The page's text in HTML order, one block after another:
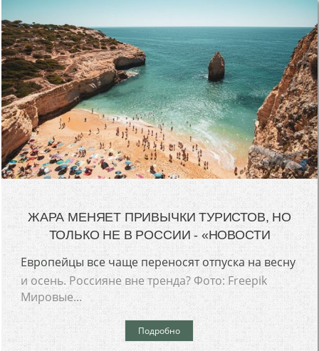
ЖАРА МЕНЯЕТ ПРИВЫЧКИ ТУРИСТОВ, НО
ТОЛЬКО НЕ В РОССИИ - «НОВОСТИ
Европейцы все чаще переносят отпуска на весну
и осень. Россияне вне тренда? Фото: Freepik
Мировые...
Подробно